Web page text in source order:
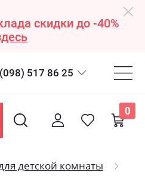
скидки до -40%
(098) 517 86 25
0
детской комнаты